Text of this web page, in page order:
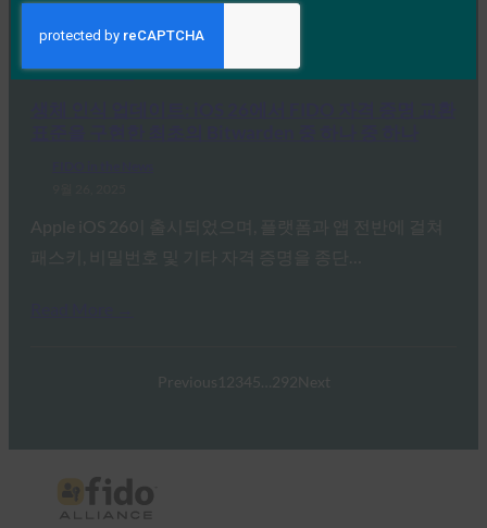
Read More →
Previous 1 2 345 292Next